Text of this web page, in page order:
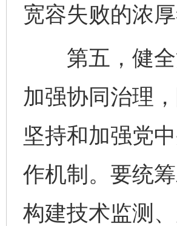
宽容失败的浓
第五，健全
加强协同治理
坚持和加强党
作机制。要统
构建技术监测